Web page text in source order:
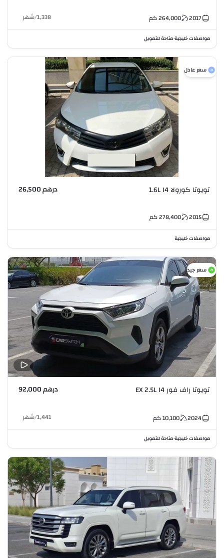
2017
264,000كم 1,338
/شهر
مواصفات خليجية•متاحة للتمويل
سعر عادل
تويوتا كورولا 1.6L I4 درهم 26,500
2015
278,400كم
مواصفات خليجية
سعر جيد
تويوتا راف فور EX 2.5L I4 درهم 92,000
2024
10,100كم 1,441
/شهر
مواصفات خليجية•متاحة للتمويل